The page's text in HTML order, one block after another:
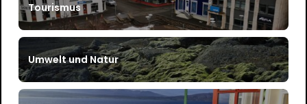
Tourismus
Umwelt und Natur